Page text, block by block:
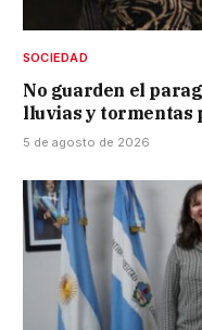
SOCIEDAD
No guarden el
lluvias y tormentas
5 de agosto de 2026